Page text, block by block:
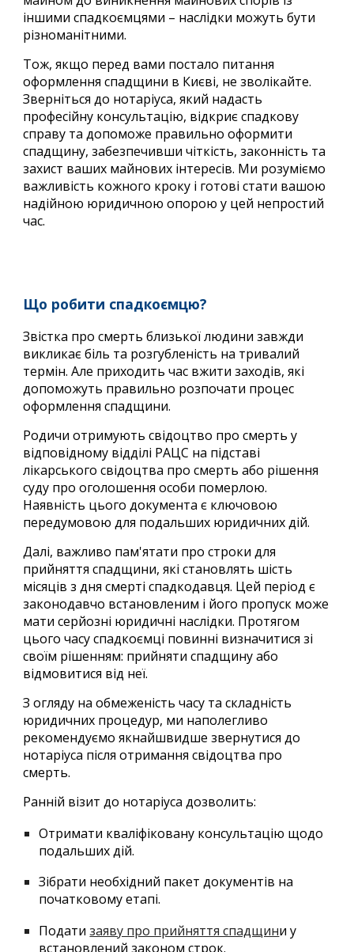
іншими спадкоємцями – наслідки можуть бути
різноманітними.
Тож, якщо перед вами постало питання
оформлення спадщини в Києві, не зволікайте.
Зверніться до нотаріуса, який надасть
професійну консультацію, відкриє спадкову
справу та допоможе правильно оформити
спадщину, забезпечивши чіткість, законність та
захист ваших майнових інтересів. Ми розуміємо
важливість кожного кроку і готові стати вашою
надійною юридичною опорою у цей непростий
час.
Що робити спадкоємцю?
Звістка про смерть близької людини завжди
викликає біль та розгубленість на тривалий
термін. Але приходить час вжити заходів, які
допоможуть правильно розпочати процес
оформлення спадщини.
Родичи отримують свідоцтво про смерть у
відповідному відділі РАЦС на підставі
лікарського свідоцтва про смерть або рішення
суду про оголошення особи померлою.
Наявність цього документа є ключовою
передумовою для подальших юридичних дій.
Далі, важливо пам'ятати про строки для
прийняття спадщини, які становлять шість
місяців з дня смерті спадкодавця. Цей період є
законодавчо встановленим і його пропуск може
мати серйозні юридичні наслідки. Протягом
цього часу спадкоємці повинні визначитися зі
своїм рішенням: прийняти спадщину або
відмовитися від неї.
З огляду на обмеженість часу та складність
юридичних процедур, ми наполегливо
рекомендуємо якнайшвидше звернутися до
нотаріуса після отримання свідоцтва про
смерть.
Ранній візит до нотаріуса дозволить:
Отримати кваліфіковану консультацію щодо
подальших дій.
Зібрати необхідний пакет документів на
початковому етапі.
Податизаяву про прийняття спадщини у
встановлений законом строк.